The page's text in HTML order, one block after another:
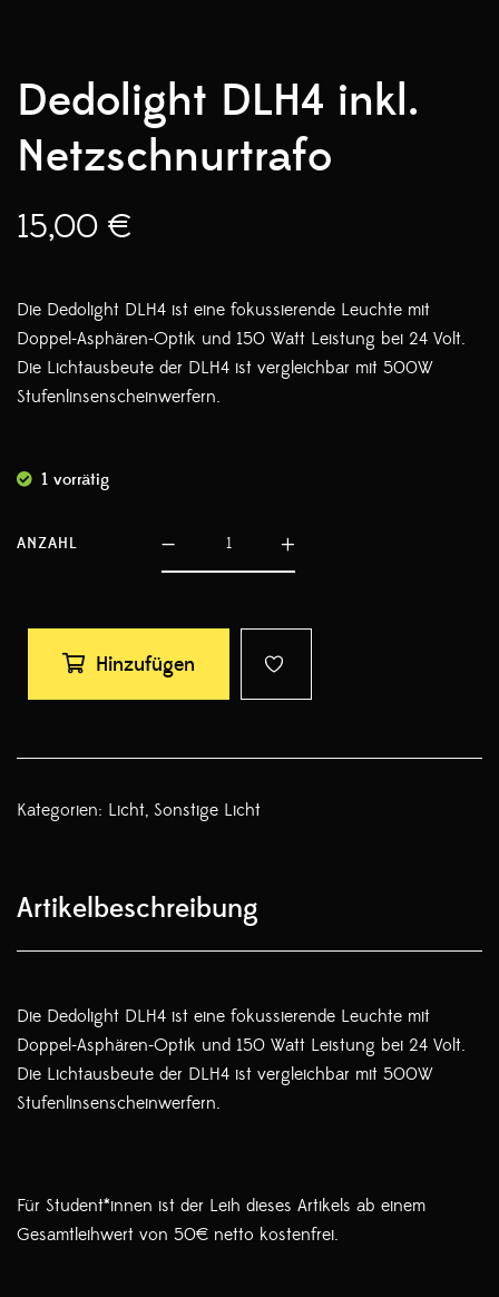
Dedolight DLH4 inkl.
Netzschnurtrafo
15,00 €
Die Dedolight DLH4 ist eine fokussierende Leuchte mit
Doppel-Asphären-Optik und 150 Watt Leistung bei 24 Volt.
Die Lichtausbeute der DLH4 ist vergleichbar mit 500W
Stufenlinsenscheinwerfern.
1 vorrätig
ANZAHL
Hinzufügen
Kategorien: Licht, Sonstige Licht
Artikelbeschreibung
Die Dedolight DLH4 ist eine fokussierende Leuchte mit
Doppel-Asphären-Optik und 150 Watt Leistung bei 24 Volt.
Die Lichtausbeute der DLH4 ist vergleichbar mit 500W
Stufenlinsenscheinwerfern.
Für Student*innen ist der Leih dieses Artikels ab einem
Gesamtleihwert von 50€ netto kostenfrei.